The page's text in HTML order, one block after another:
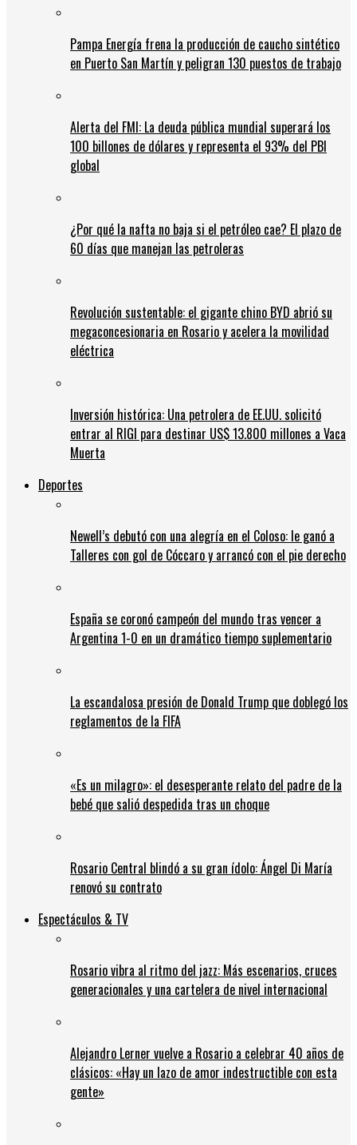
Pampa Energía frena la producción de caucho sintético
en Puerto San Martín y peligran 130 puestos de trabajo
Alerta del FMI: La deuda pública mundial superará los
100 billones de dólares y representa el 93% del PBI
global
¿Por qué la nafta no baja si el petróleo cae? El plazo de
60 días que manejan las petroleras
Revolución sustentable: el gigante chino BYD abrió su
megaconcesionaria en Rosario y acelera la movilidad
eléctrica
Inversión histórica: Una petrolera de EE.UU. solicitó
entrar al RIGI para destinar US$ 13.800 millones a Vaca
Muerta
Deportes
Newell’s debutó con una alegría en el Coloso: le ganó a
Talleres con gol de Cóccaro y arrancó con el pie derecho
España se coronó campeón del mundo tras vencer a
Argentina 1-0 en un dramático tiempo suplementario
La escandalosa presión de Donald Trump que doblegó los
reglamentos de la FIFA
«Es un milagro»: el desesperante relato del padre de la
bebé que salió despedida tras un choque
Rosario Central blindó a su gran ídolo: Ángel Di María
renovó su contrato
Espectáculos & TV
Rosario vibra al ritmo del jazz: Más escenarios, cruces
generacionales y una cartelera de nivel internacional
Alejandro Lerner vuelve a Rosario a celebrar 40 años de
clásicos: «Hay un lazo de amor indestructible con esta
gente»